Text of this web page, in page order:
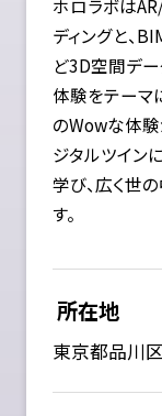
ホロラボは
ディングと、
ど3D空間デ
体験をテーマ
のWowな体験
ジタルツイン
学び、広く世
す。
所在地
東京都品川